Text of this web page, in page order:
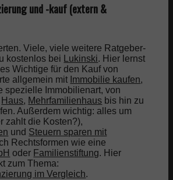
und -kauf (extern &
Viele, viele weitere Ratgeber-
kostenlos bei
Lukinski. Hier lernst
Wichtige für den Kauf von
allgemein mit Immobilie kaufen,
spezielle Immobilienart, von
Haus, Mehrfamilienhaus bis hin zu
Außerdem wichtig: alles um
zahlt die Kosten?),
und Steuern sparen mit
Rechtsformen wie eine
oder Familienstiftung. Hier
zum Thema:
im Vergleich.